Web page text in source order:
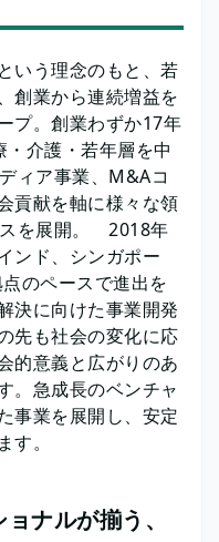
いう理念のもと、若
創業から連続増益を
プ。創業わずか17年
介護・若年層を中
ィア事業、M&Aコ
貢献を軸に様々な領
を展開。 2018年
ンド、シンガポー
のペースで進出を
決に向けた事業開発
先も社会の変化に応
的意義と広がりのあ
。急成長のベンチャ
事業を展開し、安定
。
ナルが揃う、